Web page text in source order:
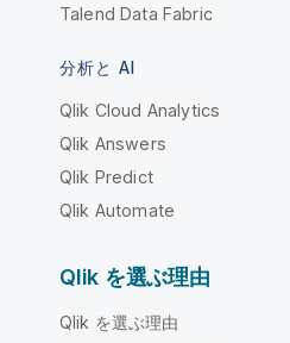
Talend Data Fabric
分析と AI
Qlik Cloud Analytics
Qlik Answers
Qlik Predict
Qlik Automate
Qlik を選ぶ理由
Qlik を選ぶ理由